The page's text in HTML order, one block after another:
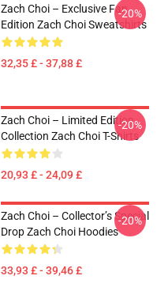
Zach Choi – Exclusive Fan
Edition Zach Choi Sweatshirts
32,35 £ - 37,88 £
-20%
Zach Choi – Limited Edition
Collection Zach Choi T-Shirts
20,93 £ - 24,09 £
-20%
Zach Choi – Collector’s Special
Drop Zach Choi Hoodies
33,93 £ - 39,46 £
-20%